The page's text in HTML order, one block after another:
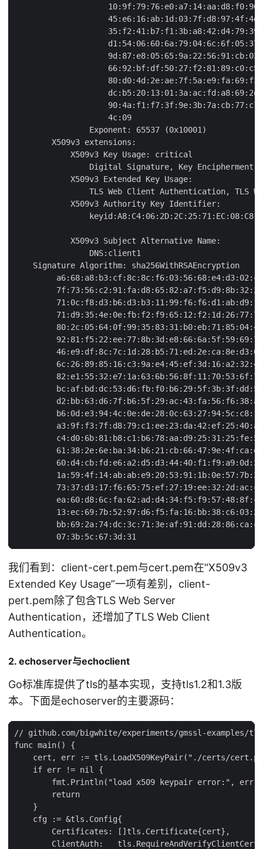
                    4c:09
                Exponent: 65537 (0x10001)
        X509v3 extensions:
            X509v3 Key Usage: critical
                Digital Signature, Key Encipherment
            X509v3 Extended Key Usage:
TLS Web Client Authentication, TLS
            X509v3 Authority Key Identifier:
            X509v3 Subject Alternative Name:
                DNS:client1
    Signature Algorithm: sha256WithRSAEncryption
我们看到：client-cert.pem与cert.pem在“X509v3
Extended Key Usage”一项有差别，client-
pert.pem除了包含TLS Web Server
Authentication，还增加了TLS Web Client
Authentication。
2. echoserver与echoclient
Go标准库提供了tls的基本实现，支持tls1.2和1.3版
本。下面是echoserver的主要源码：
// github.com/bigwhite/experiments/gmssl-examples/
func main() {
cert, err := tls.LoadX509KeyPair("./certs/
    if err != nil {
        fmt.Println("load x509 keypair error:", err)
        return
    }
    cfg := &tls.Config{
        Certificates: []tls.Certificate{cert},
        ClientAuth:   tls.RequireAndVerifyClientCert,